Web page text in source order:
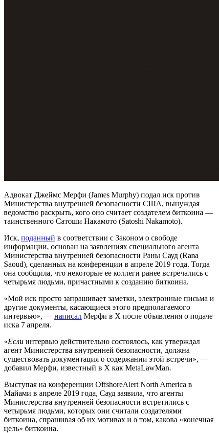
Адвокат Джеймс Мерфи (James Murphy) подал иск против
Министерства внутренней безопасности США, вынуждая
ведомство раскрыть, кого оно считает создателем биткоина —
таинственного Сатоши Накамото (Satoshi Nakamoto).
Иск, поданный в соответствии с Законом о свободе
информации, основан на заявлениях специального агента
Министерства внутренней безопасности Раны Сауд (Rana
Saoud), сделанных на конференции в апреле 2019 года. Тогда
она сообщила, что некоторые ее коллеги ранее встречались с
четырьмя людьми, причастными к созданию биткоина.
«Мой иск просто запрашивает заметки, электронные письма и
другие документы, касающиеся этого предполагаемого
интервью», — написал Мерфи в X после объявления о подаче
иска 7 апреля.
«Если интервью действительно состоялось, как утверждал
агент Министерства внутренней безопасности, должна
существовать документация о содержании этой встречи», —
добавил Мерфи, известный в X как MetaLawMan.
Выступая на конференции OffshoreAlert North America в
Майами в апреле 2019 года, Сауд заявила, что агенты
Министерства внутренней безопасности встретились с
четырьмя людьми, которых они считали создателями
биткоина, спрашивая об их мотивах и о том, какова «конечная
цель» биткоина.